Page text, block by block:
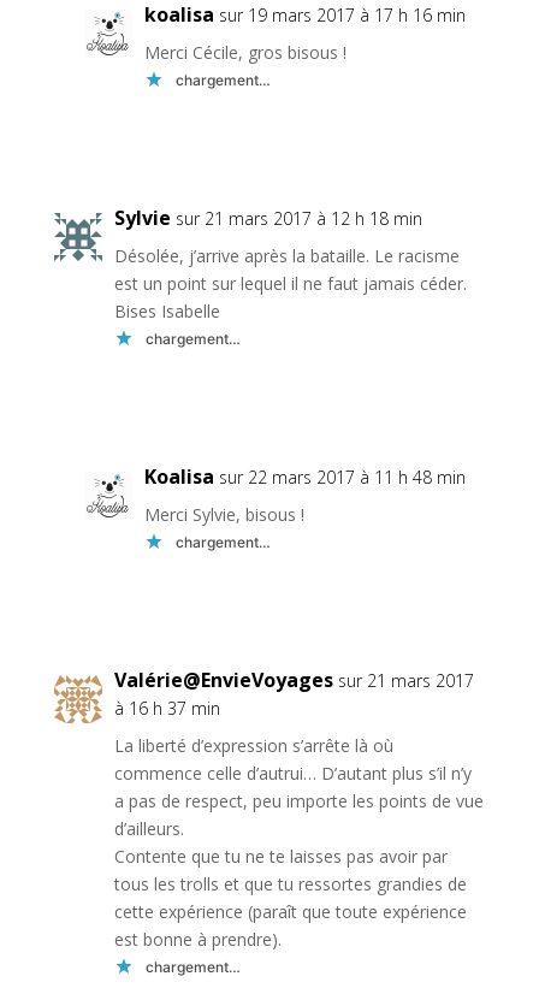
koalisa sur 19 mars 2017 à 17 h 16 min
Merci Cécile, gros bisous !
chargement…
Sylvie sur 21 mars 2017 à 12 h 18 min
Désolée, j’arrive après la bataille. Le racisme
est un point sur lequel il ne faut jamais céder.
Bises Isabelle
chargement…
Koalisa sur 22 mars 2017 à 11 h 48 min
Merci Sylvie, bisous !
chargement…
Valérie@EnvieVoyages sur 21 mars 2017
à 16 h 37 min
La liberté d’expression s’arrête là où
commence celle d’autrui… D’autant plus s’il n’y
a pas de respect, peu importe les points de vue
d’ailleurs.
Contente que tu ne te laisses pas avoir par
tous les trolls et que tu ressortes grandies de
cette expérience (paraît que toute expérience
est bonne à prendre).
chargement…